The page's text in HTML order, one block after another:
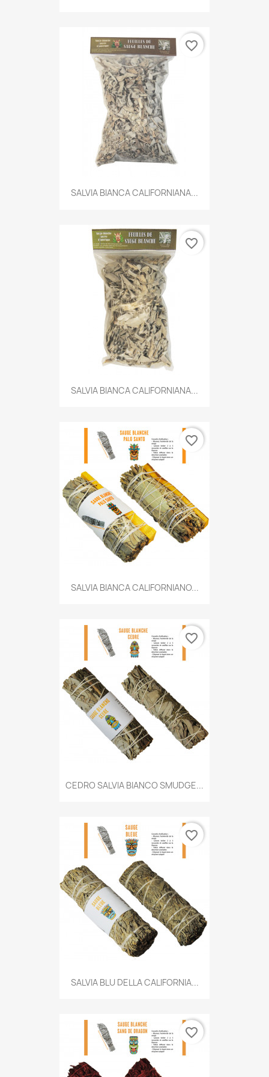
SALVIA BIANCA CALIFORNIANA...
favorite_border
SALVIA BIANCA CALIFORNIANA...
favorite_border
SALVIA BIANCA CALIFORNIANO...
favorite_border
CEDRO SALVIA BIANCO SMUDGE...
favorite_border
SALVIA BLU DELLA CALIFORNIA...
favorite_border
favorite_border